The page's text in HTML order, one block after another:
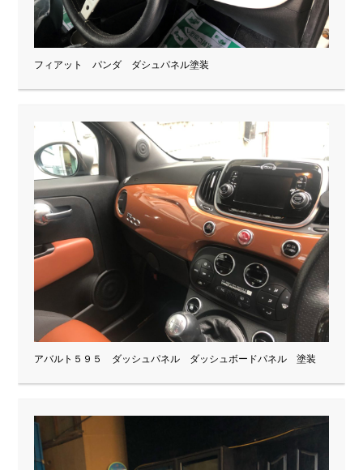
フィアット パンダ ダシュパネル塗装
アバルト５９５ ダッシュパネル ダッシュボードパネル 塗装